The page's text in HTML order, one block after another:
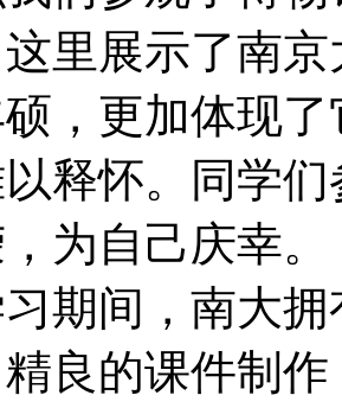
里展示了南
，更加体现
以释怀。同学
为自己庆幸。
间，南大拥
良的课件制